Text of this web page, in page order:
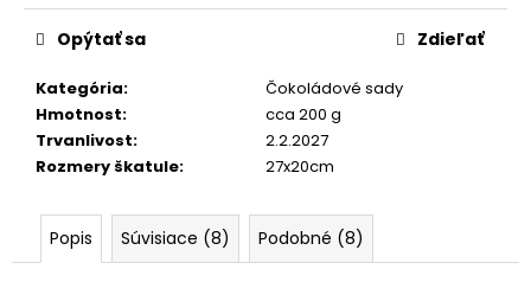
Kategória:
Čokoládové sady
Hmotnost:
cca 200 g
Trvanlivost:
2.2.2027
Rozmery škatule: 27x20cm
Opýtať sa Zdieľať
Popis Súvisiace (8) Podobné (8)
ú
č
m
e